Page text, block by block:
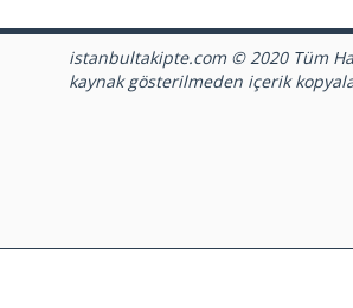
istanbultakipte.com © 2020 Tüm
kaynak gösterilmeden içerik